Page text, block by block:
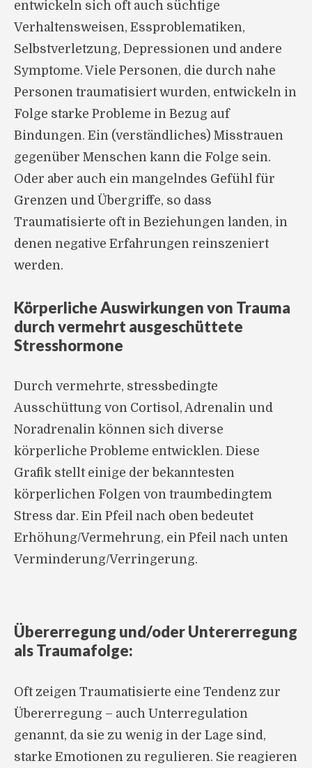
entwickeln sich oft auch süchtige
Verhaltensweisen, Essproblematiken,
Selbstverletzung, Depressionen und andere
Symptome. Viele Personen, die durch nahe
Personen traumatisiert wurden, entwickeln in
Folge starke Probleme in Bezug auf
Bindungen. Ein (verständliches) Misstrauen
gegenüber Menschen kann die Folge sein.
Oder aber auch ein mangelndes Gefühl für
Grenzen und Übergriffe, so dass
Traumatisierte oft in Beziehungen landen, in
denen negative Erfahrungen reinszeniert
werden.
Körperliche Auswirkungen von Trauma
durch vermehrt ausgeschüttete
Stresshormone
Durch vermehrte, stressbedingte
Ausschüttung von Cortisol, Adrenalin und
Noradrenalin können sich diverse
körperliche Probleme entwicklen. Diese
Grafik stellt einige der bekanntesten
körperlichen Folgen von traumbedingtem
Stress dar. Ein Pfeil nach oben bedeutet
Erhöhung/Vermehrung, ein Pfeil nach unten
Verminderung/Verringerung.
Übererregung und/oder Untererregung
als Traumafolge:
Oft zeigen Traumatisierte eine Tendenz zur
Übererregung – auch Unterregulation
genannt, da sie zu wenig in der Lage sind,
starke Emotionen zu regulieren. Sie reagieren